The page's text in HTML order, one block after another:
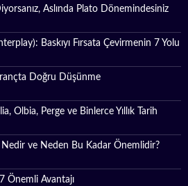
Aslında Plato Dönemindesiniz
Baskıyı Fırsata Çevirmenin 7 Yolu
Doğru Düşünme
Olbia, Perge ve Binlerce Yıllık Tarih
ve Neden Bu Kadar Önemlidir?
7 Önemli Avantajı